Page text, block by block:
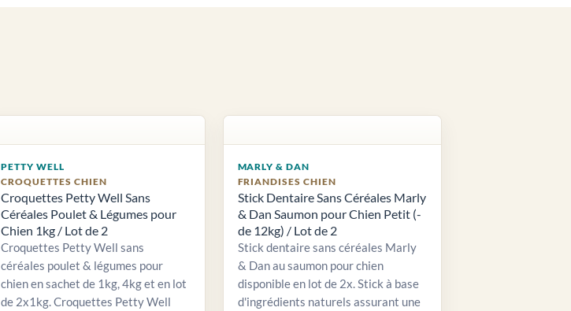
PETTY WELL
CROQUETTES CHIEN
Croquettes Petty Well Sans
Céréales Poulet & Légumes pour
Chien 1kg / Lot de 2
Croquettes Petty Well sans
céréales poulet & légumes pour
chien en sachet de 1kg, 4kg et en lot
de 2x1kg. Croquettes Petty Well
MARLY & DAN
FRIANDISES CHIEN
Stick Dentaire Sans Céréales Marly
& Dan Saumon pour Chien Petit (-
de 12kg) / Lot de 2
Stick dentaire sans céréales Marly
& Dan au saumon pour chien
disponible en lot de 2x. Stick à base
d'ingrédients naturels assurant une